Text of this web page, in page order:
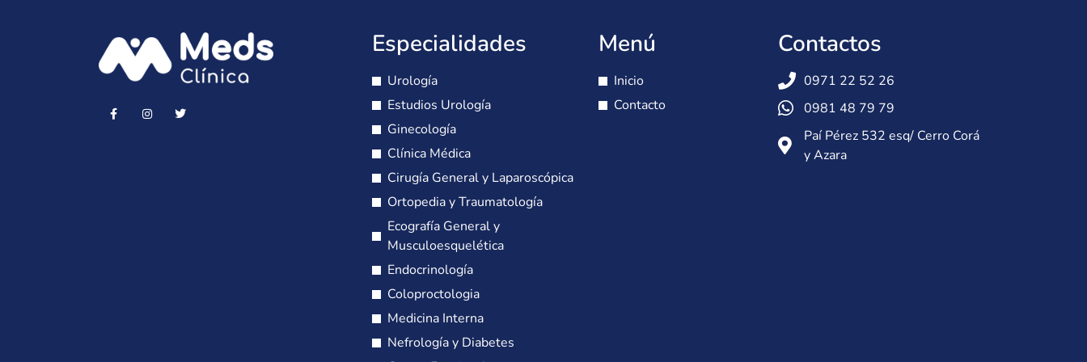
Especialidades
Urología
Estudios Urología
Ginecología
Clínica Médica
Cirugía General y Laparoscópica
Ortopedia y Traumatología
Ecografía General y
Musculoesquelética
Endocrinología
Coloproctologia
Medicina Interna
Nefrología y Diabetes
Menú
Inicio
Contacto
Contactos
0971 22 52 26
0981 48 79 79
Paí Pérez 532 esq/ Cerro Corá
y Azara